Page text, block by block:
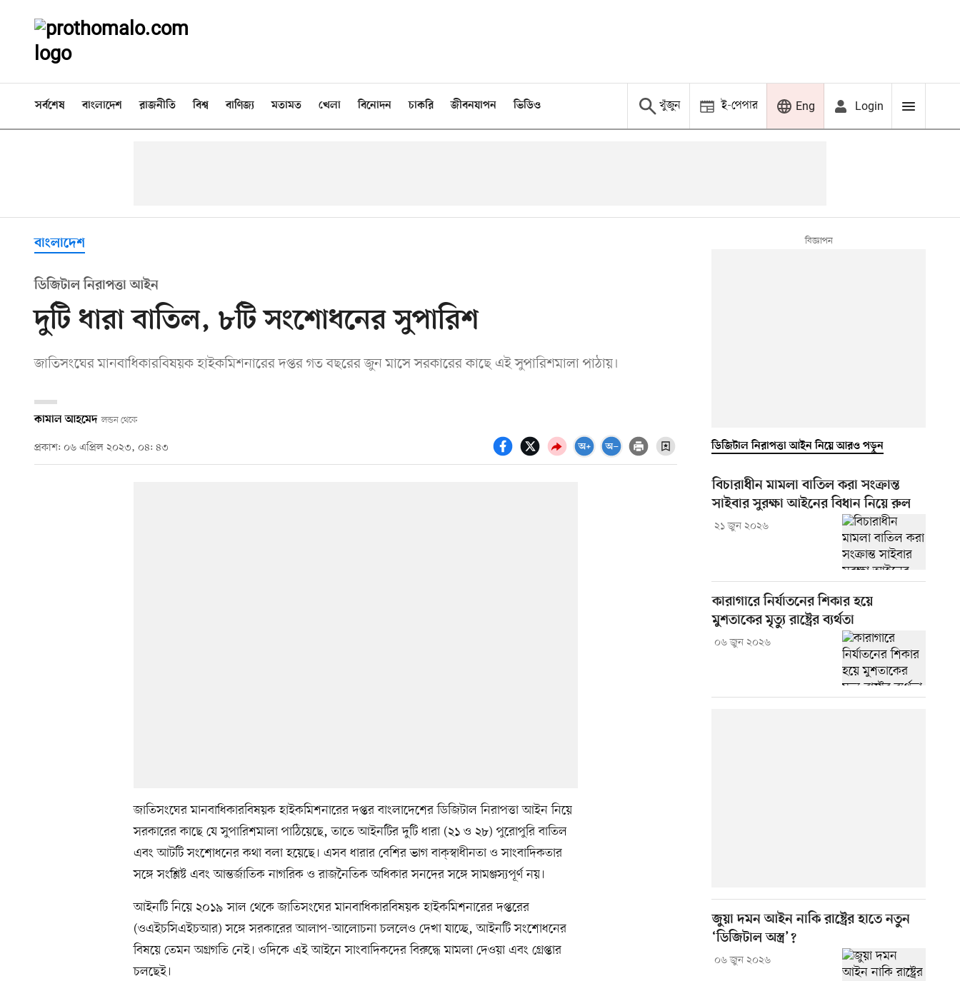
সর্বশেষ বাংলাদেশ রাজনীতি বিশ্ব বাণিজ্য মতামত খেলা বিনোদন চাকরি জীবনযাপন ভিডিও খুঁজুন ই-পেপার Eng Login
বাংলাদেশ
ডিজিটাল নিরাপত্তা আইন
দুটি ধারা বাতিল, ৮টি সংশোধনের সুপারিশ
জাতিসংঘের মানবাধিকারবিষয়ক হাইকমিশনারের দপ্তর গত বছরের জুন মাসে সরকারের কাছে এই সুপারিশমালা পাঠায়।
কামাল আহমেদ লন্ডন থেকে
প্রকাশ: ০৬ এপ্রিল ২০২৩, ০৪: ৪৩
জাতিসংঘের মানবাধিকারবিষয়ক হাইকমিশনারের দপ্তর বাংলাদেশের ডিজিটাল নিরাপত্তা আইন নিয়ে
সরকারের কাছে যে সুপারিশমালা পাঠিয়েছে, তাতে আইনটির দুটি ধারা (২১ ও ২৮) পুরোপুরি বাতিল
এবং আটটি সংশোধনের কথা বলা হয়েছে। এসব ধারার বেশির ভাগ বাক্‌স্বাধীনতা ও সাংবাদিকতার
সঙ্গে সংশ্লিষ্ট এবং আন্তর্জাতিক নাগরিক ও রাজনৈতিক অধিকার সনদের সঙ্গে সামঞ্জস্যপূর্ণ নয়।
আইনটি নিয়ে ২০১৯ সাল থেকে জাতিসংঘের মানবাধিকারবিষয়ক হাইকমিশনারের দপ্তরের
(ওএইচসিএইচআর) সঙ্গে সরকারের আলাপ-আলোচনা চললেও দেখা যাচ্ছে, আইনটি সংশোধনের
বিষয়ে তেমন অগ্রগতি নেই। ওদিকে এই আইনে সাংবাদিকদের বিরুদ্ধে মামলা দেওয়া এবং গ্রেপ্তার
চলছেই।
ডিজিটাল নিরাপত্তা আইন নিয়ে আরও পড়ুন
বিচারাধীন মামলা বাতিল করা সংক্রান্ত
সাইবার সুরক্ষা আইনের বিধান নিয়ে রুল
২১ জুন ২০২৬
কারাগারে নির্যাতনের শিকার হয়ে
মুশতাকের মৃত্যু রাষ্ট্রের ব্যর্থতা
০৬ জুন ২০২৬
জুয়া দমন আইন নাকি রাষ্ট্রের হাতে নতুন
‘ডিজিটাল অস্ত্র’?
০৬ জুন ২০২৬